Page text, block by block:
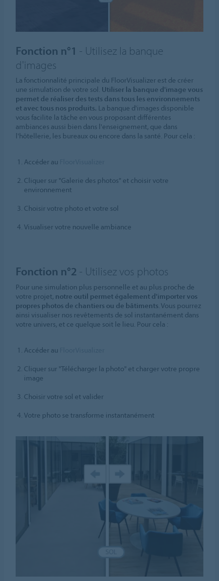
Fonction n°1 - Utilisez la banque
d'images
La fonctionnalité principale du FloorVisualizer est de créer
une simulation de votre sol. Utiliser la banque d'image vous
permet de réaliser des tests dans tous les environnements
et avec tous nos produits. La banque d'images disponible
vous facilite la tâche en vous proposant différentes
ambiances aussi bien dans l'enseignement, que dans
l'hôtellerie, les bureaux ou encore dans la santé. Pour cela :
Accéder au
Cliquer sur "Galerie des photos" et choisir votre
environnement
Choisir votre photo et votre sol
Visualiser votre nouvelle ambiance
Fonction n°2 - Utilisez vos photos
Pour une simulation plus personnelle et au plus proche de
votre projet, notre outil permet également d'importer vos
propres photos de chantiers ou de bâtiments. Vous pourrez
ainsi visualiser nos revêtements de sol instantanément dans
votre univers, et ce quelque soit le lieu. Pour cela :
Accéder au
Cliquer sur "Télécharger la photo" et charger votre propre
image
Choisir votre sol et valider
Votre photo se transforme instantanément